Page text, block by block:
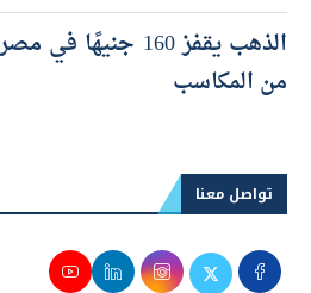
الذهب يقفز 160
من المكاسب
تواصل معنا